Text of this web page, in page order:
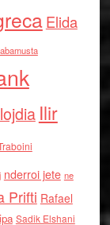
Elida
Ilir
nderroi jete ne
Prifti Rafael
Sadik Elshani